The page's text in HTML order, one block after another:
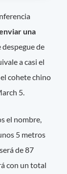
una
despegue de
a casi el
cohete chino
5.
el nombre,
5 metros
de 87
con un total